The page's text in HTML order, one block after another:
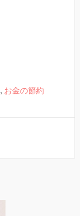
, お金の節約